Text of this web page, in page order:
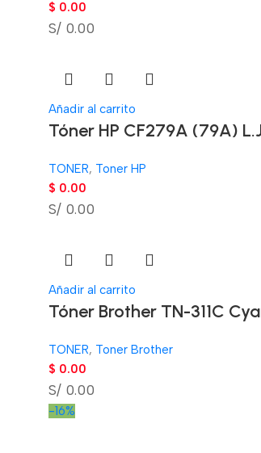
$ 0.00
S/ 0.00
Añadir al carrito
Tóner HP CF279A (79A)
TONER, Toner HP
$ 0.00
S/ 0.00
Añadir al carrito
Tóner Brother TN-311C
TONER, Toner Brother
$ 0.00
S/ 0.00
-16%